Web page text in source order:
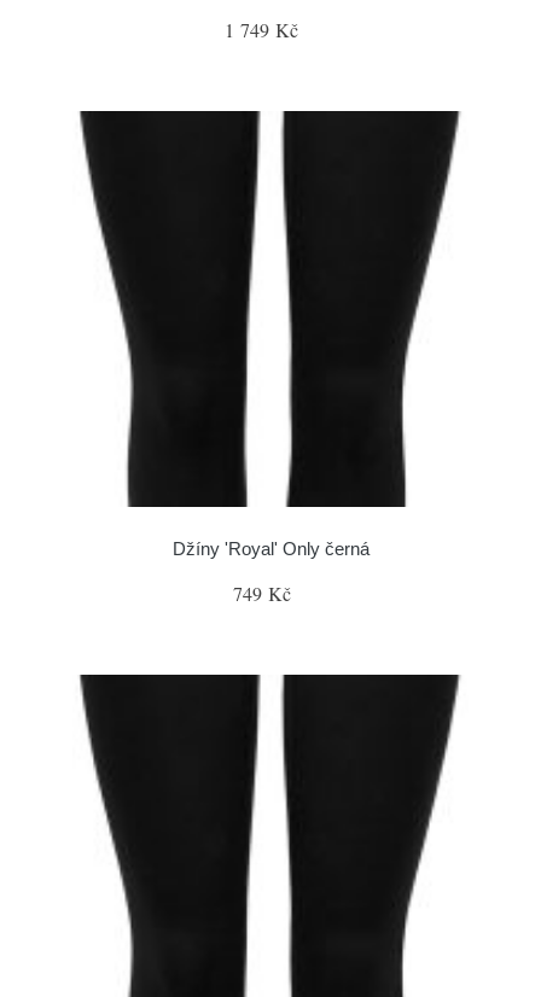
1 749 Kč
Džíny 'Royal' Only černá
749 Kč